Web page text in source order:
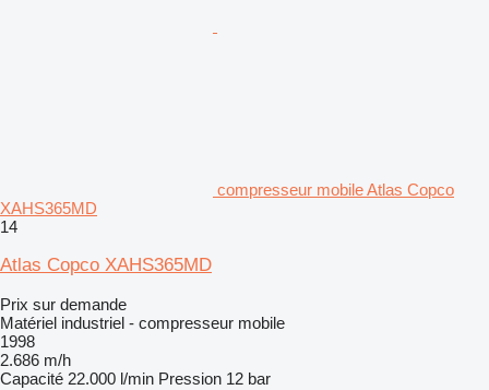
compresseur mobile Atlas Copco
XAHS365MD
14
Atlas Copco XAHS365MD
Prix sur demande
Matériel industriel - compresseur mobile
1998
2.686 m/h
Capacité 22.000 l/min Pression 12 bar